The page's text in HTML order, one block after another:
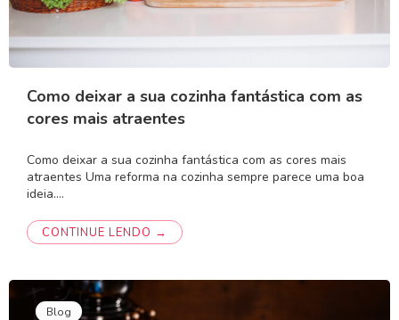
Como deixar a sua cozinha fantástica com as
cores mais atraentes
Como deixar a sua cozinha fantástica com as cores mais
atraentes Uma reforma na cozinha sempre parece uma boa
ideia.…
CONTINUE LENDO →
Blog